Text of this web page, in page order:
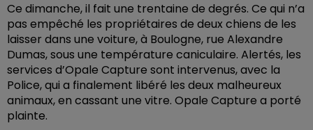
Ce dimanche, il fait une trentaine de degrés. Ce qui n’a
pas empêché les propriétaires de deux chiens de les
laisser dans une voiture, à Boulogne, rue Alexandre
Dumas, sous une température caniculaire. Alertés, les
services d’Opale Capture sont intervenus, avec la
Police, qui a finalement libéré les deux malheureux
animaux, en cassant une vitre. Opale Capture a porté
plainte.